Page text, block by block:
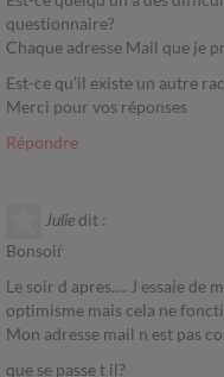
questionnaire?
Chaque adresse Mail que je
Est-ce qu’il existe un autre
Merci pour vos réponses
Répondre
Julie dit :
Bonsoiŕ
Le soir d apres…. J essaie de
optimisme mais cela ne
Mon adresse mail n est pas
que se passe t il?